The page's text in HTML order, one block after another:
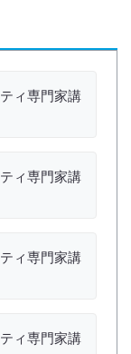
ィ専門家講
ィ専門家講
ィ専門家講
ィ専門家講